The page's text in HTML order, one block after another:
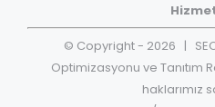
© Copyright - 2026 |
Optimizasyonu ve
haklarımız